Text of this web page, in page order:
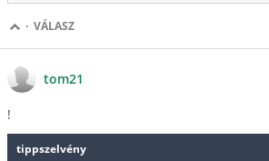
· VÁLASZ
tom21
!
tippszelvény